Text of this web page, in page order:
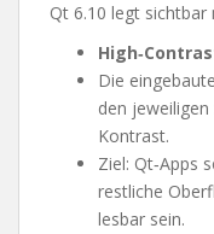
Qt 6.10 legt
Die
den
Kontrast.
Ziel: Qt‑Apps
restliche
lesbar sein.